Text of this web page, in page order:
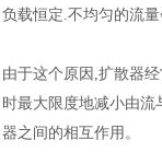
负载恒定.不均匀的流
由于这个原因 ,扩散器
时最大限度地减小由
器之间的相互作用。